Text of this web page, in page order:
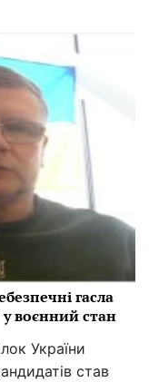
гасла
воєнний стан
України
став